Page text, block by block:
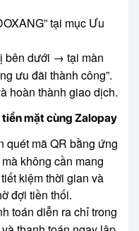
tại mục Ưu
bên dưới → tại màn
ưu đãi thành công”.
hoàn thành giao dịch.
mặt cùng Zalopay
quét mã QR bằng ứng
không cần mang
kiệm thời gian và
đợi tiền thối.
toán diễn ra chỉ trong